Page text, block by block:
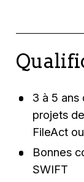
3 à 5 ans
projets
FileAct
Bonnes
SWIFT